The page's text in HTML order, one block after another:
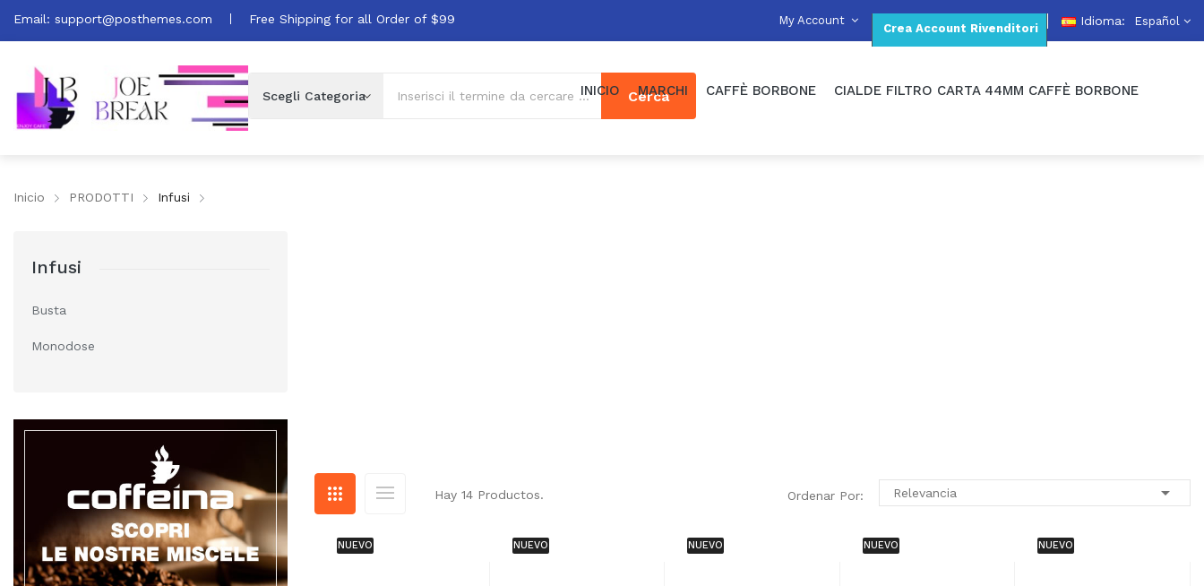
Idioma: Español
Email: support@posthemes.com Free Shipping for all Order of $99
Crea Account Rivenditori
My Account
Cerca
INICIO MARCHI CAFFÈ BORBONE CIALDE FILTRO CARTA 44MM CAFFÈ BORBONE
Inicio PRODOTTI Infusi
Infusi
Busta
Monodose
Hay 14 Productos. Ordenar Por: Relevancia 
NUEVO NUEVO NUEVO NUEVO NUEVO